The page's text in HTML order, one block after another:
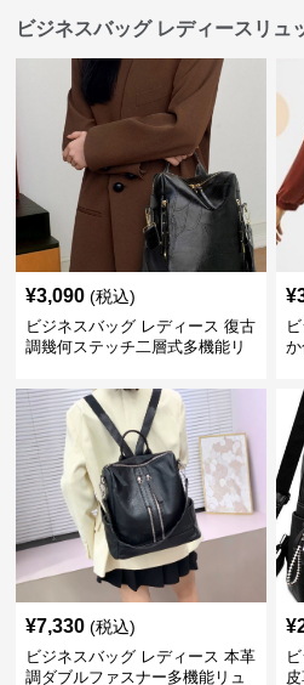
ビジネスバッグ レディースリュ
¥3,090 (税込)
ビジネスバッグ レディース 復古
調幾何ステッチ二層式多機能リ
¥
¥7,330 (税込)
ビジネスバッグ レディース 本革
調ダブルファスナー多機能リュ
¥